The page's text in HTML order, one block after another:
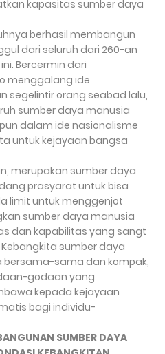
kapasitas sumber daya
berhasil membangun
dari seluruh dari 260-an
Bercermin dari
menggalang ide
segelintir orang seabad lalu,
sumber daya manusia
dalam ide nasionalisme
untuk kejayaan bangsa
merupakan sumber daya
prasyarat untuk bisa
limit untuk menggenjot
sumber daya manusia
dan kapabilitas yang sangt
sumber daya
bersama-sama dan kompak,
godaan yang
kepada kejayaan
bagi individu-
SUMBER DAYA